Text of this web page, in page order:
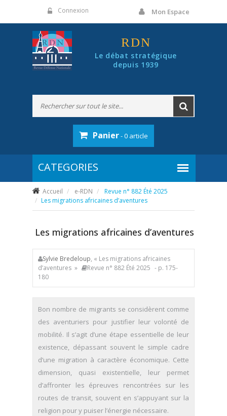
Connexion Mon Espace
RDN
Le débat stratégique
depuis 1939
Panier- 0 article
Accueil e-RDN
Revue n° 882 Été 2025
Les migrations africaines d’aventures
Les migrations africaines d’aventures
Sylvie Bredeloup, « Les migrations africaines
d’aventures »
Revue n° 882 Été 2025 - p. 175-
180
Bon nombre de migrants se considèrent comme
des aventuriers pour justifier leur volonté de
mobilité. Il s’agit d’une étape essentielle de leur
existence, dépassant souvent le simple cadre
d’une migration à caractère économique. Cette
dimension, quasi existentielle, leur permet
d’affronter les épreuves rencontrées sur les
routes de transit, souvent en s’appuyant sur la
religion pour y puiser l’énergie nécessaire.